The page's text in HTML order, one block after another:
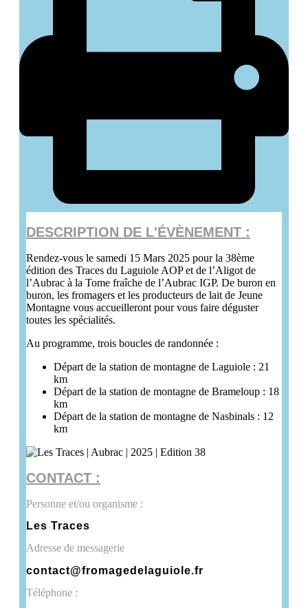
DESCRIPTION DE L'ÉVÈNEMENT :
Rendez-vous le samedi 15 Mars 2025 pour la 38ème
édition des Traces du Laguiole AOP et de l’Aligot de
l’Aubrac à la Tome fraîche de l’Aubrac IGP. De buron en
buron, les fromagers et les producteurs de lait de Jeune
Montagne vous accueilleront pour vous faire déguster
toutes les spécialités.
Au programme, trois boucles de randonnée :
Départ de la station de montagne de Laguiole : 21
km
Départ de la station de montagne de Brameloup : 18
km
Départ de la station de montagne de Nasbinals : 12
km
CONTACT :
Personne et/ou organisme :
Les Traces
Adresse de messagerie
contact@fromagedelaguiole.fr
Téléphone :